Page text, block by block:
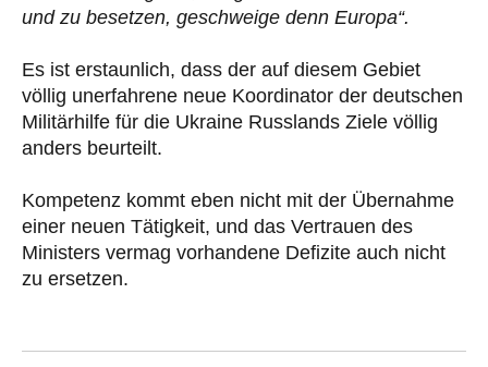
und zu besetzen, geschweige denn Europa“.
Es ist erstaunlich, dass der auf diesem Gebiet
völlig unerfahrene neue Koordinator der deutschen
Militärhilfe für die Ukraine Russlands Ziele völlig
anders beurteilt.
Kompetenz kommt eben nicht mit der Übernahme
einer neuen Tätigkeit, und das Vertrauen des
Ministers vermag vorhandene Defizite auch nicht
zu ersetzen.